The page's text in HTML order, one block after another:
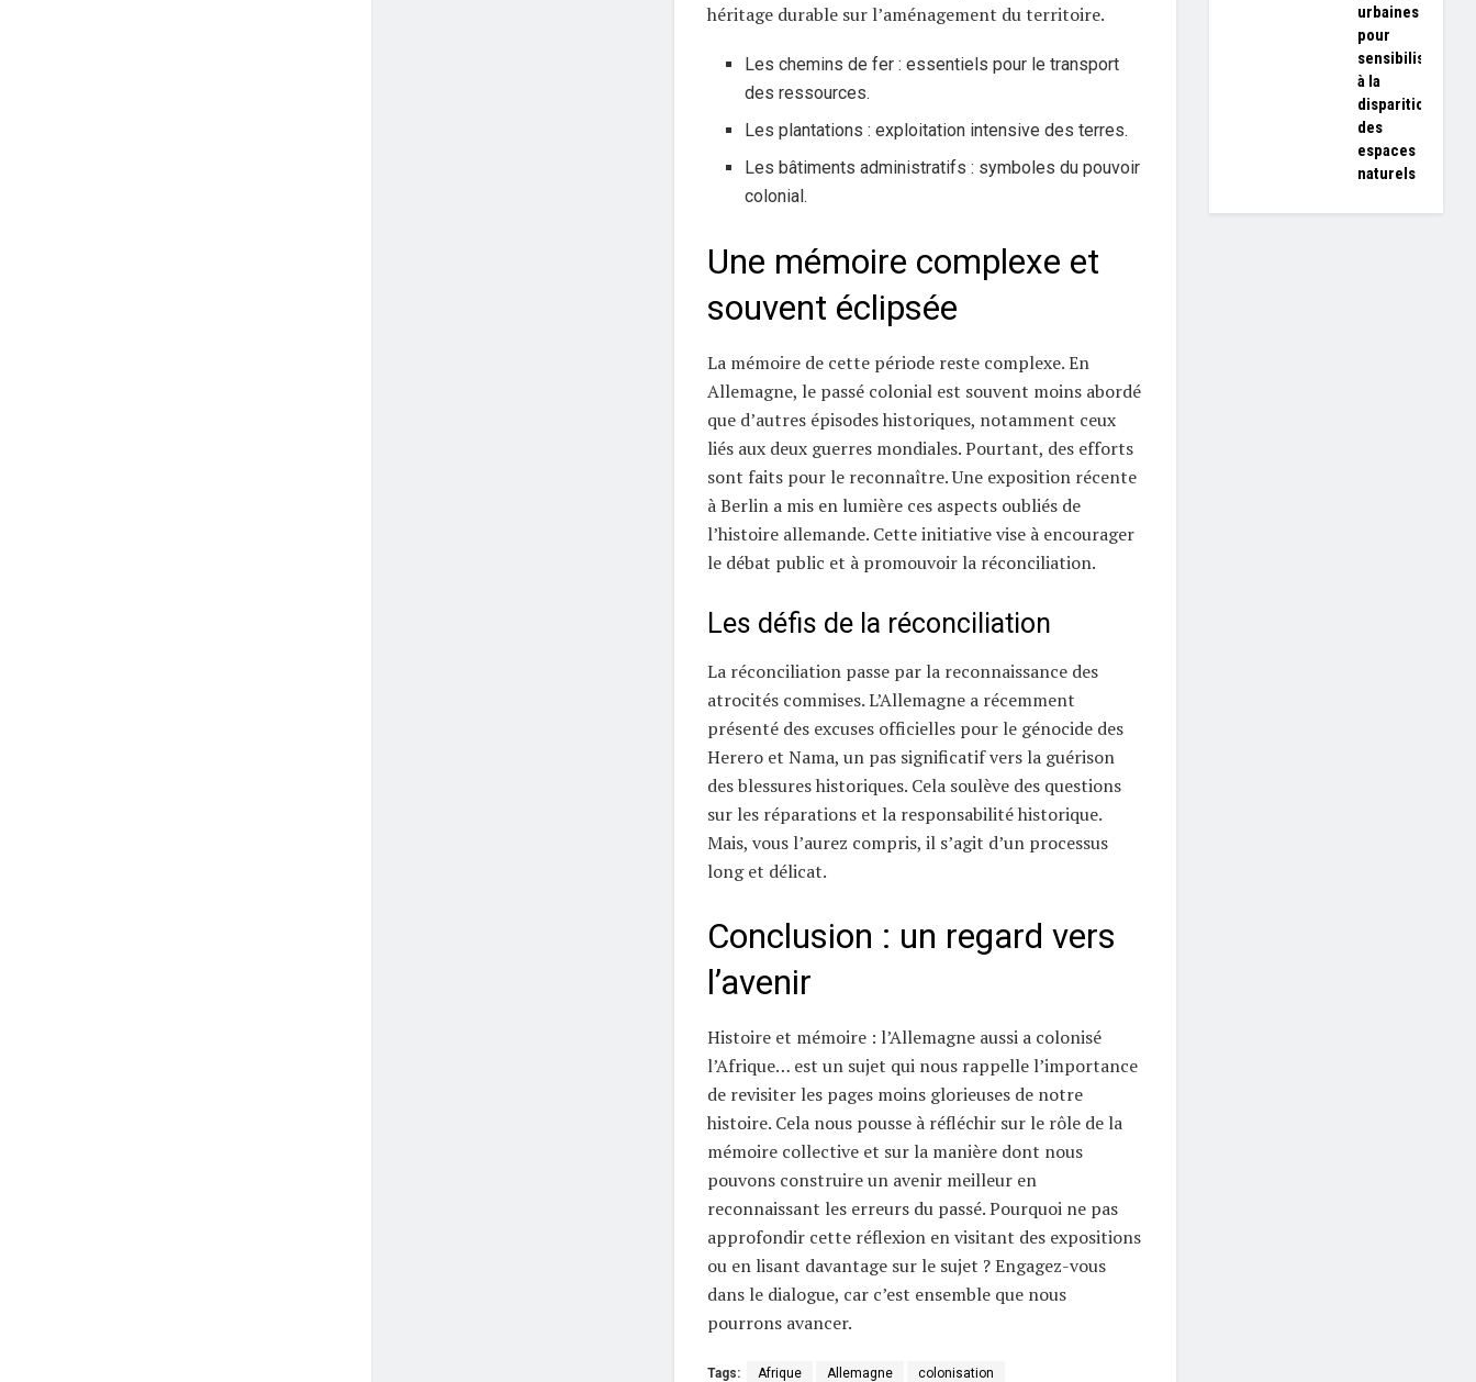
héritage durable sur l’aménagement du territoire.
Les chemins de fer : essentiels pour le transport
des ressources.
Les plantations : exploitation intensive des terres.
Les bâtiments administratifs : symboles du pouvoir
colonial.
Une mémoire complexe et
souvent éclipsée
La mémoire de cette période reste complexe. En
Allemagne, le passé colonial est souvent moins abordé
que d’autres épisodes historiques, notamment ceux
liés aux deux guerres mondiales. Pourtant, des efforts
sont faits pour le reconnaître. Une exposition récente
à Berlin a mis en lumière ces aspects oubliés de
l’histoire allemande. Cette initiative vise à encourager
le débat public et à promouvoir la réconciliation.
Les défis de la réconciliation
La réconciliation passe par la reconnaissance des
atrocités commises. L’Allemagne a récemment
présenté des excuses officielles pour le génocide des
Herero et Nama, un pas significatif vers la guérison
des blessures historiques. Cela soulève des questions
sur les réparations et la responsabilité historique.
Mais, vous l’aurez compris, il s’agit d’un processus
long et délicat.
Conclusion : un regard vers
l’avenir
Histoire et mémoire : l’Allemagne aussi a colonisé
l’Afrique… est un sujet qui nous rappelle l’importance
de revisiter les pages moins glorieuses de notre
histoire. Cela nous pousse à réfléchir sur le rôle de la
mémoire collective et sur la manière dont nous
pouvons construire un avenir meilleur en
reconnaissant les erreurs du passé. Pourquoi ne pas
approfondir cette réflexion en visitant des expositions
ou en lisant davantage sur le sujet ? Engagez-vous
dans le dialogue, car c’est ensemble que nous
pourrons avancer.
Tags: Afrique Allemagne colonisation
urbaines
pour
sensibiliser
à la
disparition
des
espaces
naturels